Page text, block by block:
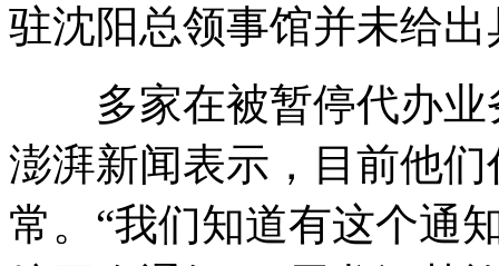
驻沈阳总领事馆并未给
多家在被暂停代办业
澎湃新闻表示，目前他
常。“我们知道有这个通